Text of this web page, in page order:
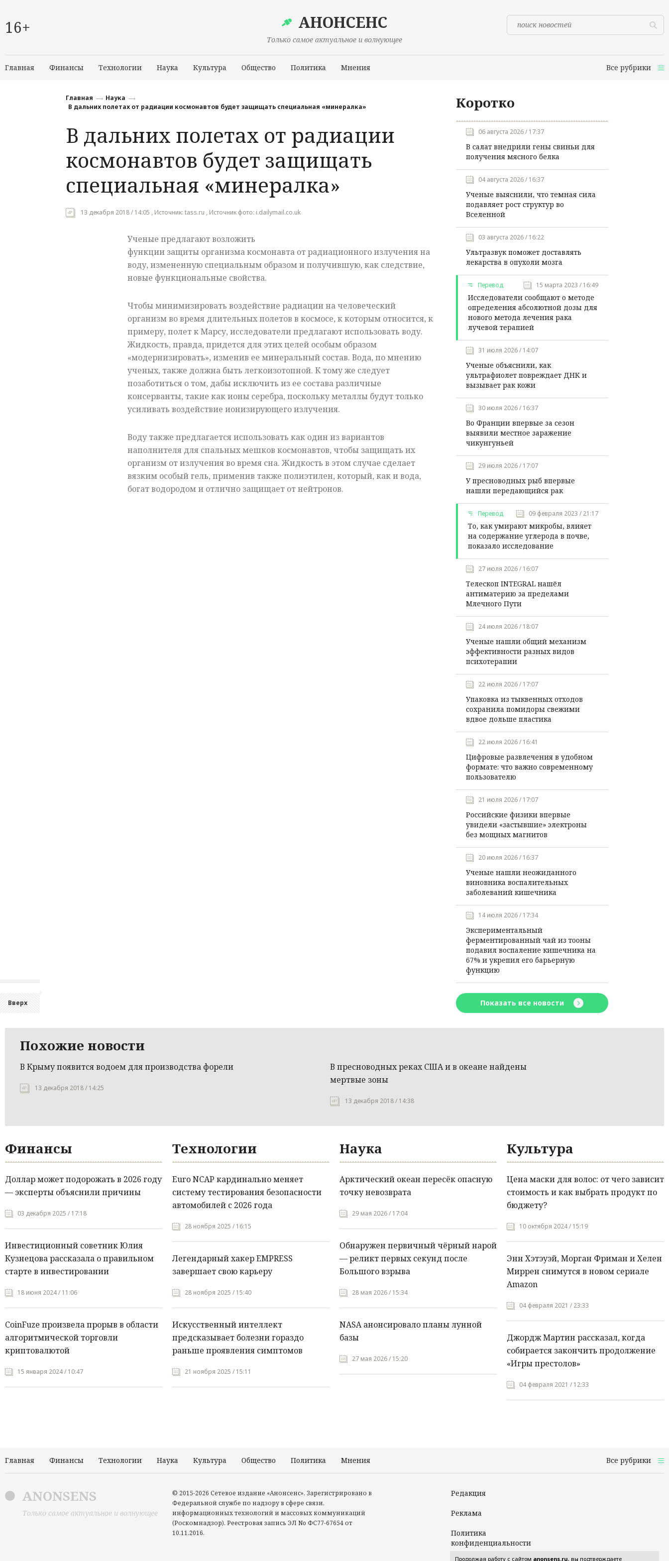
16+ АНОНСЕНС
Только самое актуальное и волнующее
Главная Финансы Технологии Наука Культура Общество Политика Мнения Все рубрики
Вверх
Главная
Наука
В дальних полетах от радиации космонавтов будет защищать специальная «минералка»
В дальних полетах от радиации
космонавтов будет защищать
специальная «минералка»
13 декабря 2018 / 14:05 , Источник: tass.ru , Источник фото: i.dailymail.co.uk
Ученые предлагают возложить
функции защиты организма космонавта от радиационного излучения на
воду, измененную специальным образом и получившую, как следствие,
новые функциональные свойства.
Чтобы минимизировать воздействие радиации на человеческий
организм во время длительных полетов в космосе, к которым относится, к
примеру, полет к Марсу, исследователи предлагают использовать воду.
Жидкость, правда, придется для этих целей особым образом
«модернизировать», изменив ее минеральный состав. Вода, по мнению
ученых, также должна быть легкоизотопной. К тому же следует
позаботиться о том, дабы исключить из ее состава различные
консерванты, такие как ионы серебра, поскольку металлы будут только
усиливать воздействие ионизирующего излучения.
Воду также предлагается использовать как один из вариантов
наполнителя для спальных мешков космонавтов, чтобы защищать их
организм от излучения во время сна. Жидкость в этом случае сделает
вязким особый гель, применив также полиэтилен, который, как и вода,
богат водородом и отлично защищает от нейтронов.
Коротко
06 августа 2026 / 17:37
В салат внедрили гены свиньи для
получения мясного белка
04 августа 2026 / 16:37
Ученые выяснили, что темная сила
подавляет рост структур во
Вселенной
03 августа 2026 / 16:22
Ультразвук поможет доставлять
лекарства в опухоли мозга
Перевод 15 марта 2023 / 16:49
Исследователи сообщают о методе
определения абсолютной дозы для
нового метода лечения рака
лучевой терапией
31 июля 2026 / 14:07
Ученые объяснили, как
ультрафиолет повреждает ДНК и
вызывает рак кожи
30 июля 2026 / 16:37
Во Франции впервые за сезон
выявили местное заражение
чикунгуньей
29 июля 2026 / 17:07
У пресноводных рыб впервые
нашли передающийся рак
Перевод 09 февраля 2023 / 21:17
То, как умирают микробы, влияет
на содержание углерода в почве,
показало исследование
27 июля 2026 / 16:07
Телескоп INTEGRAL нашёл
антиматерию за пределами
Млечного Пути
24 июля 2026 / 18:07
Ученые нашли общий механизм
эффективности разных видов
психотерапии
22 июля 2026 / 17:07
Упаковка из тыквенных отходов
сохранила помидоры свежими
вдвое дольше пластика
22 июля 2026 / 16:41
Цифровые развлечения в удобном
формате: что важно современному
пользователю
21 июля 2026 / 17:07
Российские физики впервые
увидели «застывшие» электроны
без мощных магнитов
20 июля 2026 / 16:37
Ученые нашли неожиданного
виновника воспалительных
заболеваний кишечника
14 июля 2026 / 17:34
Экспериментальный
ферментированный чай из тооны
подавил воспаление кишечника на
67% и укрепил его барьерную
функцию
Показать все новости
Похожие новости
В Крыму появится водоем для производства форели
13 декабря 2018 / 14:25
В пресноводных реках США и в океане найдены
мертвые зоны
13 декабря 2018 / 14:38
Финансы
Доллар может подорожать в 2026 году
— эксперты объяснили причины
03 декабря 2025 / 17:18
Инвестиционный советник Юлия
Кузнецова рассказала о правильном
старте в инвестировании
18 июня 2024 / 11:06
CoinFuze произвела прорыв в области
алгоритмической торговли
криптовалютой
15 января 2024 / 10:47
Технологии
Euro NCAP кардинально меняет
систему тестирования безопасности
автомобилей с 2026 года
28 ноября 2025 / 16:15
Легендарный хакер EMPRESS
завершает свою карьеру
28 ноября 2025 / 15:40
Искусственный интеллект
предсказывает болезни гораздо
раньше проявления симптомов
21 ноября 2025 / 15:11
Наука
Арктический океан пересёк опасную
точку невозврата
29 мая 2026 / 17:04
Обнаружен первичный чёрный нарой
— реликт первых секунд после
Большого взрыва
28 мая 2026 / 15:34
NASA анонсировало планы лунной
базы
27 мая 2026 / 15:20
Культура
Цена маски для волос: от чего зависит
стоимость и как выбрать продукт по
бюджету?
10 октября 2024 / 15:19
Энн Хэтэуэй, Морган Фриман и Хелен
Миррен снимутся в новом сериале
Amazon
04 февраля 2021 / 23:33
Джордж Мартин рассказал, когда
собирается закончить продолжение
«Игры престолов»
04 февраля 2021 / 12:33
Главная Финансы Технологии Наука Культура Общество Политика Мнения Все рубрики
ANONSENS
Только самое актуальное и волнующее
© 2015-2026 Сетевое издание «Анонсенс». Зарегистрировано в
Федеральной службе по надзору в сфере связи,
информационных технологий и массовых коммуникаций
(Роскомнадзор). Реестровая запись ЭЛ No ФС77-67654 от
10.11.2016.
Редакция
Реклама
Политика
конфиденциальности
Продолжая работу с сайтом anonsens.ru, вы подтверждаете